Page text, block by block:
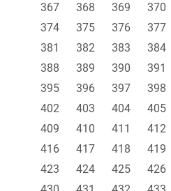
367
368 369 370
374
375 376 377
381
382 383 384
388
389 390 391
395
396 397 398
402
403 404 405
409
410 411 412
416
417 418 419
423
424 425 426